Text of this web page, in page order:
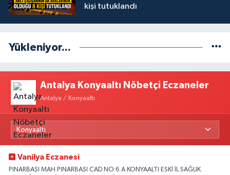
kişi tutuklandı
Yükleniyor...
Antalya Konyaaltı Nöbetçi Eczaneler
Antalya / Konyaaltı
Vanilya Eczanesi
PINARBAŞI MAH.PINARBAŞI CAD.NO:6 A KONYAALTI ESKİ İL SAĞLIK